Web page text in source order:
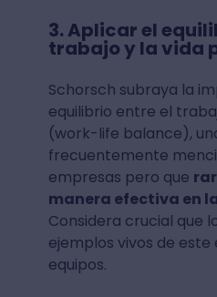
3. Aplicar el
trabajo y la vida
Schorsch subraya la
equilibrio entre el
(work-life balance),
frecuentemente
empresas pero que
manera efectiva en
Considera crucial que
ejemplos vivos de este
equipos.